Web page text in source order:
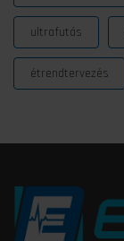
ultrafutás
étrendtervezés